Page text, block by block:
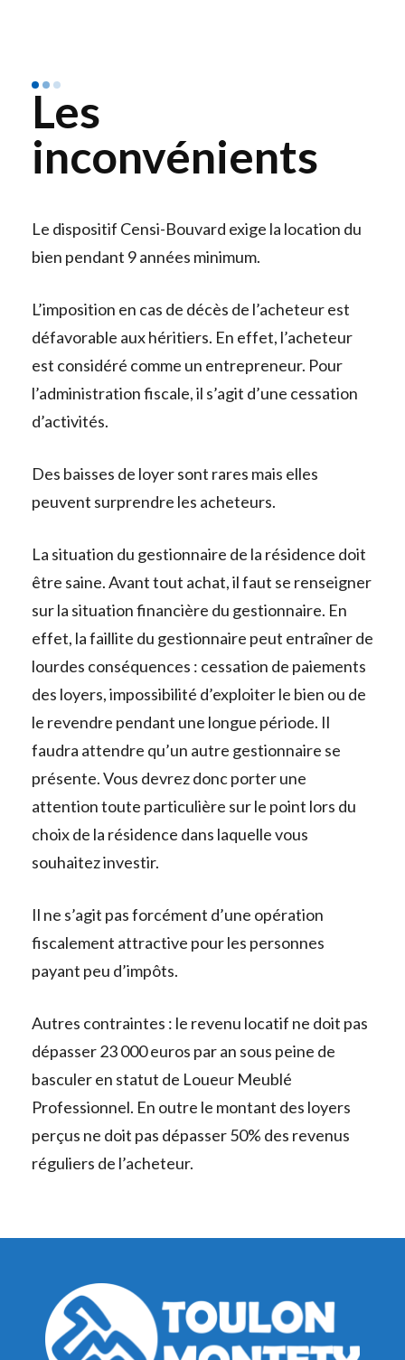
Les
inconvénients
Le dispositif Censi-Bouvard exige la location du
bien pendant 9 années minimum.
L’imposition en cas de décès de l’acheteur est
défavorable aux héritiers. En effet, l’acheteur
est considéré comme un entrepreneur. Pour
l’administration fiscale, il s’agit d’une cessation
d’activités.
Des baisses de loyer sont rares mais elles
peuvent surprendre les acheteurs.
La situation du gestionnaire de la résidence doit
être saine. Avant tout achat, il faut se renseigner
sur la situation financière du gestionnaire. En
effet, la faillite du gestionnaire peut entraîner de
lourdes conséquences : cessation de paiements
des loyers, impossibilité d’exploiter le bien ou de
le revendre pendant une longue période. Il
faudra attendre qu’un autre gestionnaire se
présente. Vous devrez donc porter une
attention toute particulière sur le point lors du
choix de la résidence dans laquelle vous
souhaitez investir.
Il ne s’agit pas forcément d’une opération
fiscalement attractive pour les personnes
payant peu d’impôts.
Autres contraintes : le revenu locatif ne doit pas
dépasser 23 000 euros par an sous peine de
basculer en statut de Loueur Meublé
Professionnel. En outre le montant des loyers
perçus ne doit pas dépasser 50% des revenus
réguliers de l’acheteur.